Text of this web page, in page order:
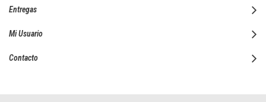
Entregas
Mi Usuario
Contacto